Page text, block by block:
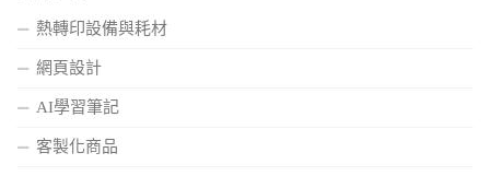
熱轉印設備與耗材
網頁設計
AI學習筆記
客製化商品